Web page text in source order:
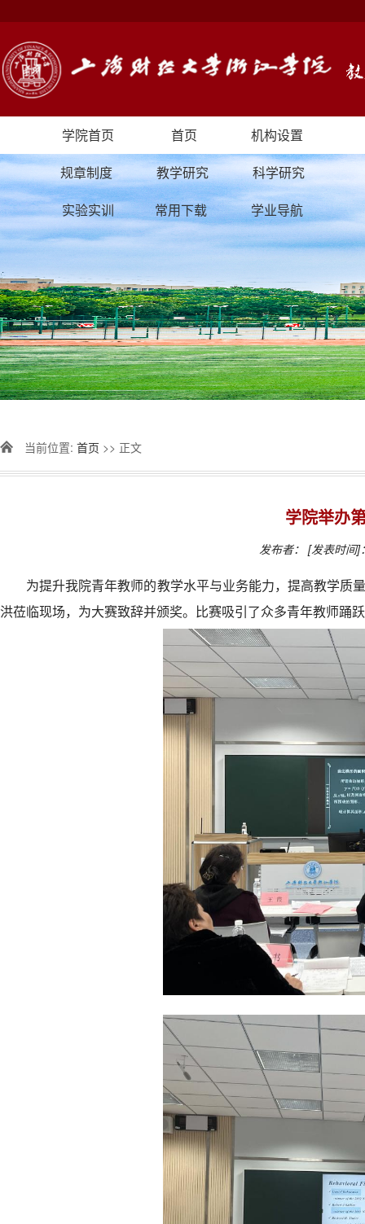
学院首页 首页
机构设置
规章制度
教学研究
科学研究
实验实训
常用下载 学业导航
当前位置: 首页 >> 正文
学院举办
发布者： [发表时间
为提升我院青年教师的教学水平与业务能力，提高教学质
洪莅临现场，为大赛致辞并颁奖。比赛吸引了众多青年教师踊